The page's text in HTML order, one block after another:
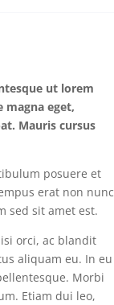
ut lorem
magna eget,
Mauris cursus
posuere et
erat non nunc
sed sit amet est.
orci, ac blandit
aliquam eu. In eu
Morbi
Etiam dui leo,